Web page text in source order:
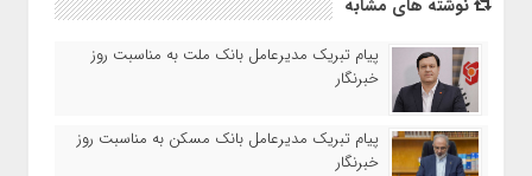
نوشته های مشابه
پیام تبریک مدیرعامل بانک ملت به مناسبت روز
خبرنگار
پیام تبریک مدیرعامل بانک مسکن به مناسبت روز
خبرنگار